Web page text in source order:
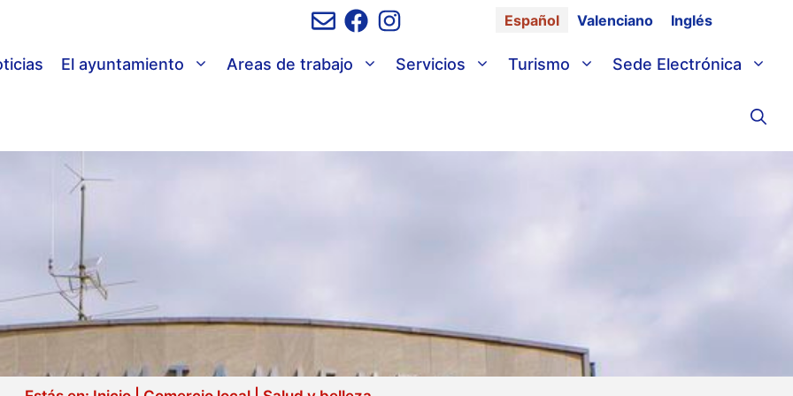
Español Valenciano Inglés
El ayuntamiento Areas de trabajo Servicios Turismo Sede Electrónica